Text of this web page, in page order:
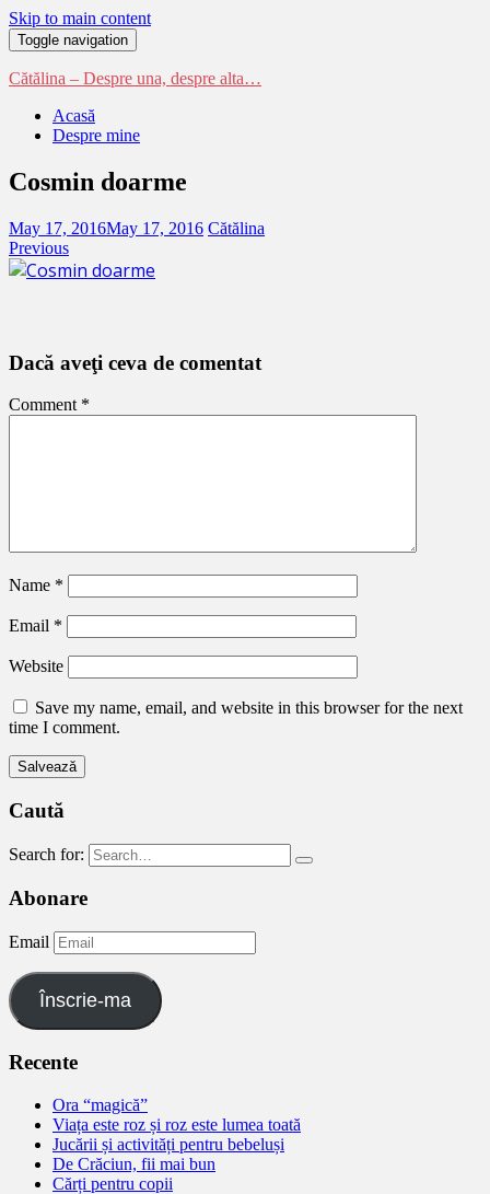
Skip to main content
Toggle navigation
Cătălina – Despre una, despre alta…
Acasă
Despre mine
Cosmin doarme
May 17, 2016May 17, 2016 Cătălina
Previous
Dacă aveţi ceva de comentat
Comment *
Name *
Email *
Website
Save my name, email, and website in this browser for the next
time I comment.
Caută
Search for:
Abonare
Email
Înscrie-ma
Recente
Ora “magică”
Viața este roz și roz este lumea toată
Jucării și activități pentru bebeluși
De Crăciun, fii mai bun
Cărți pentru copii